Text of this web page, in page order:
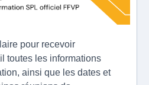
pour recevoir
toutes les informations
ainsi que les dates et